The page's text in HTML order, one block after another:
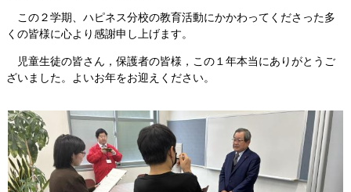
この２学期、ハピネス分校の教育活動にかかわってくださった多
くの皆様に心より感謝申し上げます。
児童生徒の皆さん，保護者の皆様，この１年本当にありがとうご
ざいました。よいお年をお迎えください。